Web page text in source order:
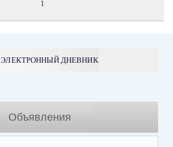
1
ЭЛЕКТРОННЫЙ ДНЕВНИК
Объявления